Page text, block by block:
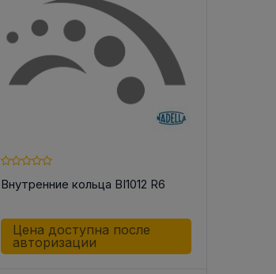
Внутренние кольца BI1012 R6
Цена доступна после
авторизации